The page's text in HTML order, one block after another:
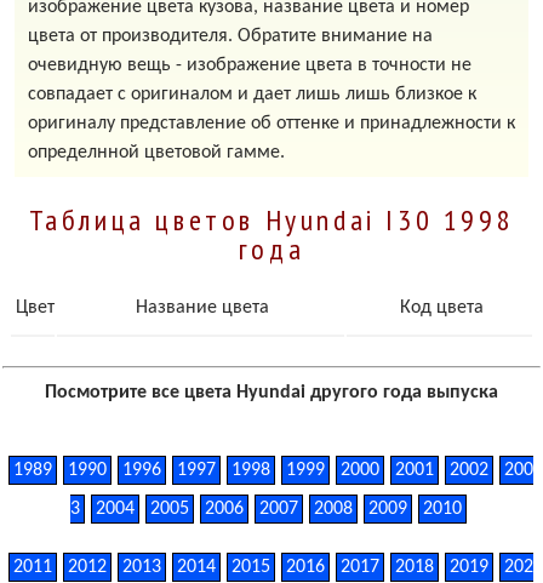
изображение цвета кузова, название цвета и номер
цвета от производителя. Обратите внимание на
очевидную вещь - изображение цвета в точности не
совпадает с оригиналом и дает лишь лишь близкое к
оригиналу представление об оттенке и принадлежности к
определнной цветовой гамме.
Таблица цветов Hyundai I30 1998
года
Цвет Название цвета Код цвета
Посмотрите все цвета Hyundai другого года выпуска
1989 1990 1996 1997 1998 1999 2000 2001 2002
200
3
2004 2005 2006 2007 2008 2009 2010
2011 2012 2013 2014 2015 2016 2017 2018 2019
202